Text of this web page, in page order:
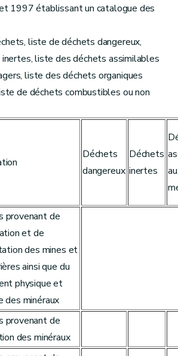
1997 établissant un catalogue des
liste de déchets dangereux,
liste des déchets assimilables
liste des déchets organiques
de déchets combustibles ou non
Déchets
dangereux
Déchets
inertes
provenant de
et de
des mines et
ainsi que du
physique et
des minéraux
provenant de
des minéraux